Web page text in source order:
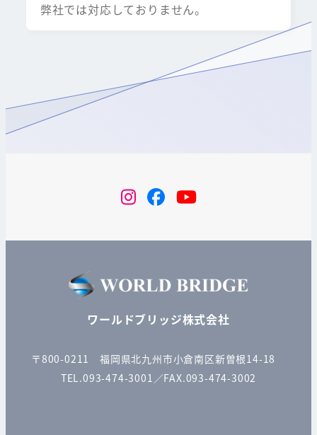
弊社では対応しておりません。
instagram
FacebookYouTube
ワールドブリッジ株式会社
〒800-0211 福岡県北九州市小倉南区新曽根14-18
TEL.093-474-3001／FAX.093-474-3002